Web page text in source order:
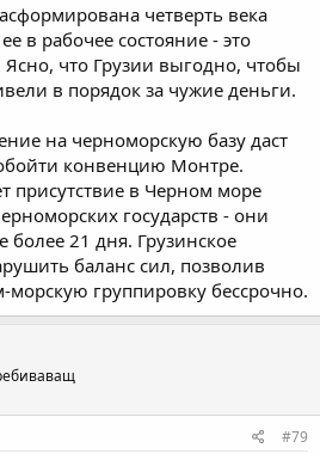
четверть века
в рабочее состояние - это
что Грузии выгодно, чтобы
в порядок за чужие деньги.
на черноморскую базу даст
конвенцию Монтре.
присутствие в Черном море
государств - они
более 21 дня. Грузинское
баланс сил, позволив
группировку бессрочно.
#79